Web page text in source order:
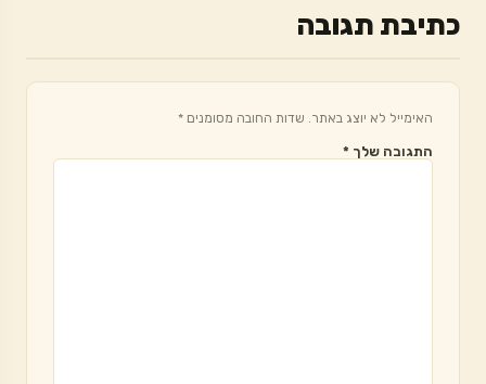
כתיבת תגובה
האימייל לא יוצג באתר. שדות החובה מסומנים *
התגובה שלך *